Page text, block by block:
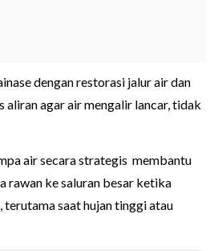
dengan restorasi jalur air dan
aliran agar air mengalir lancar, tidak
air secara strategis membantu
rawan ke saluran besar ketika
saat hujan tinggi atau